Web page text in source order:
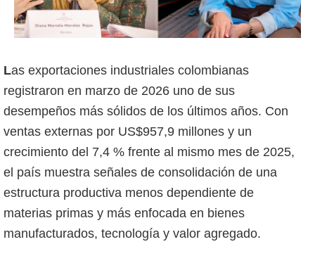
Las exportaciones industriales colombianas
registraron en marzo de 2026 uno de sus
desempeños más sólidos de los últimos años. Con
ventas externas por US$957,9 millones y un
crecimiento del 7,4 % frente al mismo mes de 2025,
el país muestra señales de consolidación de una
estructura productiva menos dependiente de
materias primas y más enfocada en bienes
manufacturados, tecnología y valor agregado.